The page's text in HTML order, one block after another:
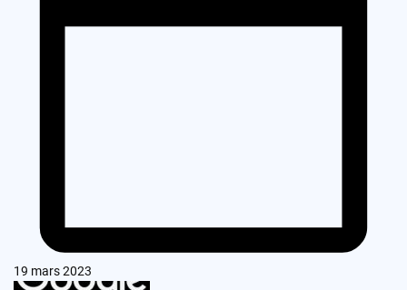
19 mars 2023